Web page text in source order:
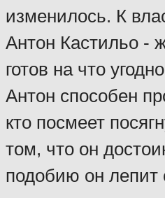
изменилось. К
Антон Кастильо -
готов на что
Антон способен
кто посмеет
том, что он
подобию он лепит